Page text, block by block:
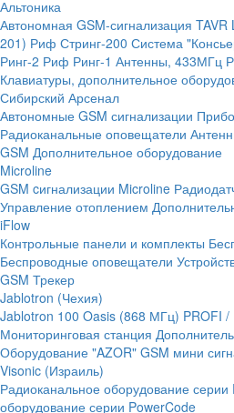
Альтоника
Автономная GSM-сигнализация TAVR
201) Риф Стринг-200 Система
Ринг-2 Риф Ринг-1 Антенны, 433МГц
Клавиатуры, дополнительное
Сибирский Арсенал
Автономные GSM сигнализации
Радиоканальные оповещатели
GSM Дополнительное оборудование
Microline
GSM cигнализации Microline
Управление отоплением
iFlow
Контрольные панели и комплекты
Беспроводные оповещатели
GSM Трекер
Jablotron (Чехия)
Jablotron 100 Oasis (868 МГц) PROFI
Мониторинговая станция
Оборудование "AZOR" GSM мини
Visonic (Израиль)
Радиоканальное оборудование серии
оборудование серии PowerCode